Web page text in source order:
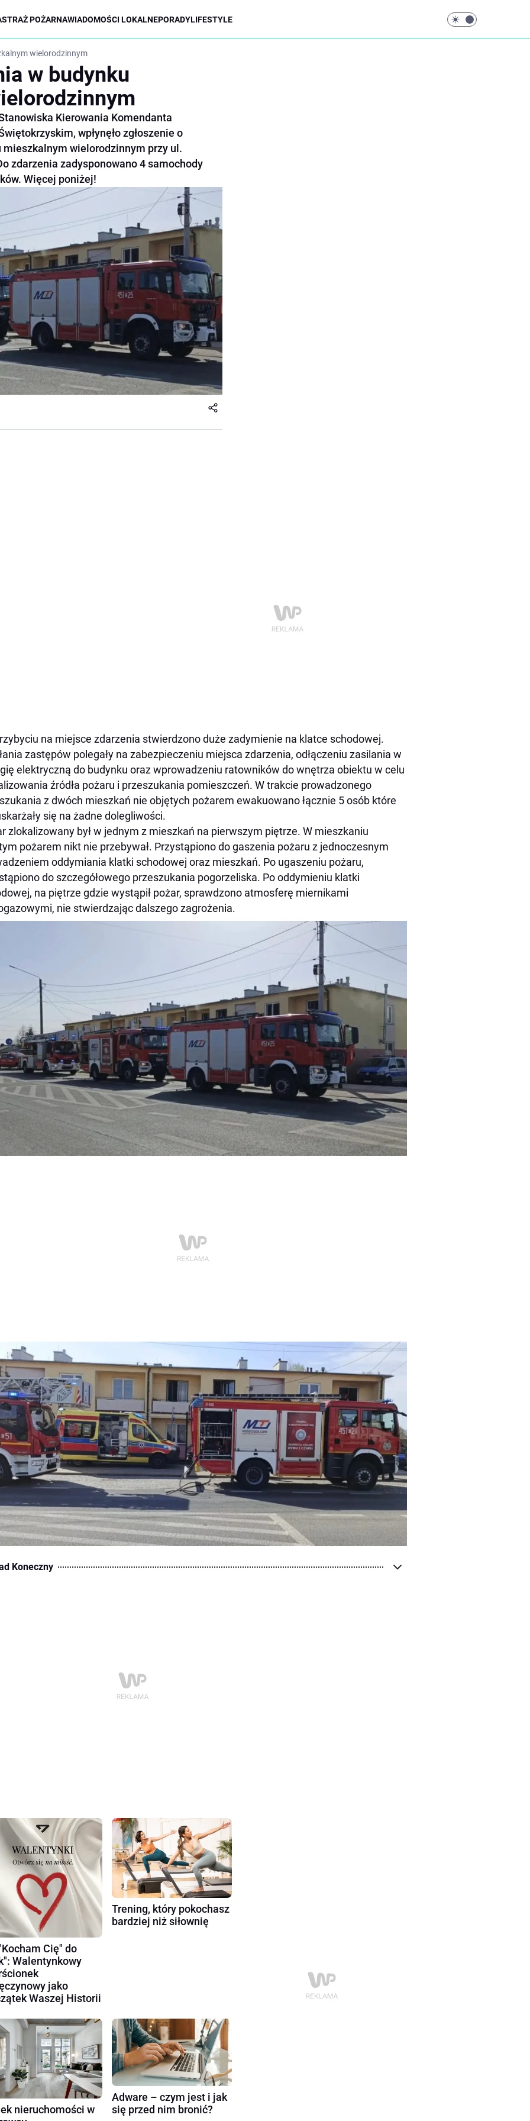
STRAŻ POŻARNAWIADOMOŚCI LOKALNEPORADYLIFESTYLE
wielorodzinnym
w budynku
Kierowania Komendanta
wpłynęło zgłoszenie o
wielorodzinnym przy ul.
zdarzenia zadysponowano 4 samochody
Więcej poniżej!
na miejsce zdarzenia stwierdzono duże zadymienie na klatce schodowej.
zastępów polegały na zabezpieczeniu miejsca zdarzenia, odłączeniu zasilania w
elektryczną do budynku oraz wprowadzeniu ratowników do wnętrza obiektu w celu
źródła pożaru i przeszukania pomieszczeń. W trakcie prowadzonego
z dwóch mieszkań nie objętych pożarem ewakuowano łącznie 5 osób które
się na żadne dolegliwości.
zlokalizowany był w jednym z mieszkań na pierwszym piętrze. W mieszkaniu
pożarem nikt nie przebywał. Przystąpiono do gaszenia pożaru z jednoczesnym
oddymiania klatki schodowej oraz mieszkań. Po ugaszeniu pożaru,
do szczegółowego przeszukania pogorzeliska. Po oddymieniu klatki
na piętrze gdzie wystąpił pożar, sprawdzono atmosferę miernikami
nie stwierdzając dalszego zagrożenia.
Koneczny
Cię" do
Walentynkowy
jako
Waszej Historii
Trening, który pokochasz
bardziej niż siłownię
nieruchomości w
Adware – czym jest i jak
się przed nim bronić?